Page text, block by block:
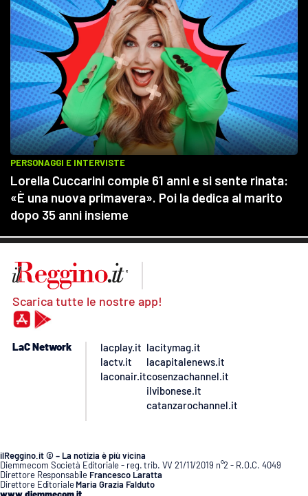
Scarica tutte le nostre app!
LaC Network
lacplay.it
lactv.it
laconair.it
lacitymag.it
lacapitalenews.it
cosenzachannel.it
ilvibonese.it
catanzarochannel.it
ilReggino.it © – La notizia è più vicina
Diemmecom Società Editoriale - reg. trib. VV 21/11/2019 n°2 - R.O.C. 4049
Direttore Responsabile Francesco Laratta
Direttore Editoriale Maria Grazia Falduto
www.diemmecom.it